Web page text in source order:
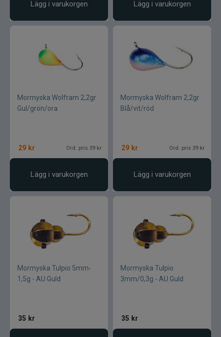
Lägg i varukorgen Lägg i varukorgen
Mormyska Wolfram 2,2gr
Gul/grön/ora
29 kr Ord. pris 39 kr
Lägg i varukorgen
Mormyska Wolfram 2,2gr
Blå/vit/röd
29 kr Ord. pris 39 kr
Lägg i varukorgen
Mormyska Tulpio 5mm-
1,5g - AU Guld
35 kr
Mormyska Tulpio
3mm/0,3g - AU Guld
35 kr